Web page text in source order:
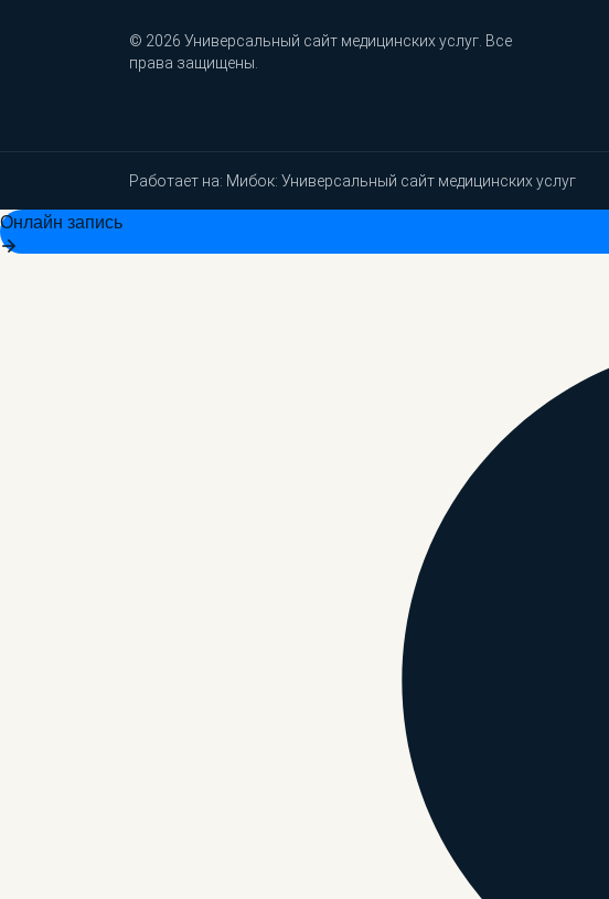
© 2026 Универсальный сайт медицинских услуг. Все
права защищены.
Работает на: Мибок: Универсальный сайт медицинских услуг